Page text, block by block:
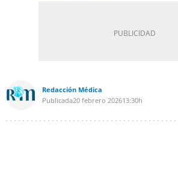
Redacción Médica
Publicada20 febrero 202613:30h